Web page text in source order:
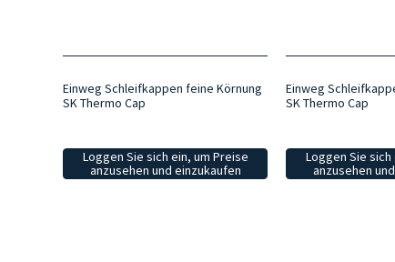
Einweg Schleifkappen feine Körnung
SK Thermo Cap
Loggen Sie sich ein, um Preise
anzusehen und einzukaufen
Einweg
SK Thermo Cap
Loggen Sie
anzusehen